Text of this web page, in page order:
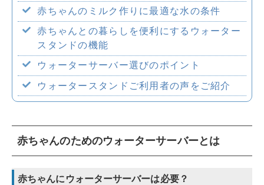
赤ちゃんのミルク作りに最適な水の条件
赤ちゃんとの暮らしを便利にするウォーター
スタンドの機能
ウォーターサーバー選びのポイント
ウォータースタンドご利用者の声をご紹介
赤ちゃんのためのウォーターサーバーとは
赤ちゃんにウォーターサーバーは必要？